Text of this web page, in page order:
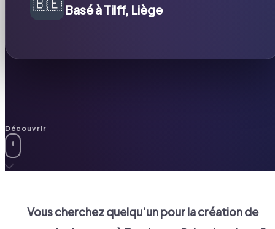
Basé à Tilff, Liège
Découvrir
Vous cherchez quelqu'un pour la création de